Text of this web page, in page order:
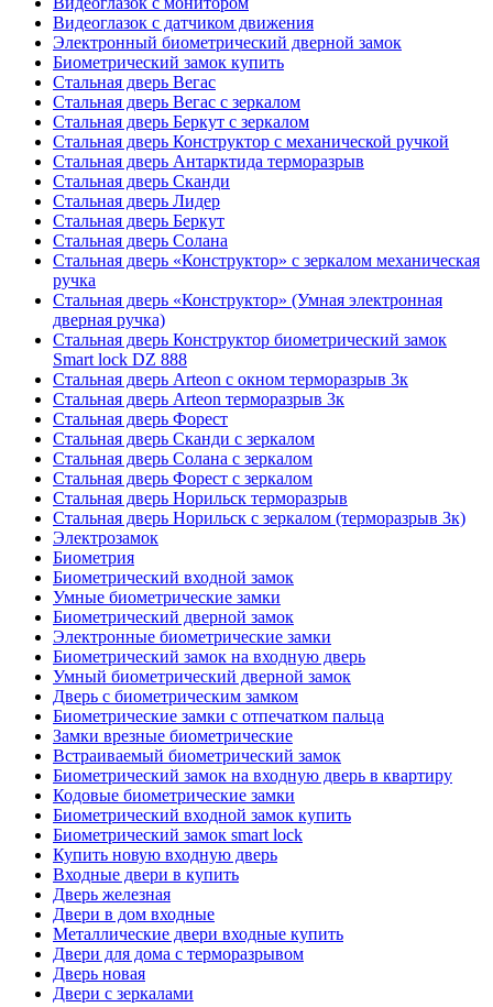
Видеоглазок с датчиком движения
Электронный биометрический дверной замок
Биометрический замок купить
Стальная дверь Вегас
Стальная дверь Вегас с зеркалом
Стальная дверь Беркут с зеркалом
Стальная дверь Конструктор с механической ручкой
Стальная дверь Антарктида терморазрыв
Стальная дверь Сканди
Стальная дверь Лидер
Стальная дверь Беркут
Стальная дверь Солана
Стальная дверь «Конструктор» с зеркалом механическая
ручка
Стальная дверь «Конструктор» (Умная электронная
дверная ручка)
Стальная дверь Конструктор биометрический замок
Smart lock DZ 888
Стальная дверь Arteon с окном терморазрыв 3к
Стальная дверь Arteon терморазрыв 3к
Стальная дверь Форест
Стальная дверь Сканди с зеркалом
Стальная дверь Солана с зеркалом
Стальная дверь Форест с зеркалом
Стальная дверь Норильск терморазрыв
Стальная дверь Норильск с зеркалом (терморазрыв 3к)
Электрозамок
Биометрия
Биометрический входной замок
Умные биометрические замки
Биометрический дверной замок
Электронные биометрические замки
Биометрический замок на входную дверь
Умный биометрический дверной замок
Дверь с биометрическим замком
Биометрические замки с отпечатком пальца
Замки врезные биометрические
Встраиваемый биометрический замок
Биометрический замок на входную дверь в квартиру
Кодовые биометрические замки
Биометрический входной замок купить
Биометрический замок smart lock
Купить новую входную дверь
Входные двери в купить
Дверь железная
Двери в дом входные
Металлические двери входные купить
Двери для дома с терморазрывом
Дверь новая
Двери с зеркалами